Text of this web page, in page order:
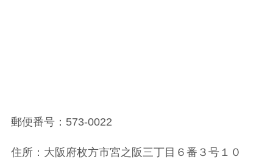
郵便番号：573-0022
住所：大阪府枚方市宮之阪三丁目６番３号１０